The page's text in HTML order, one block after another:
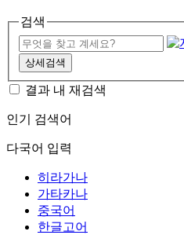
검색
상세검색
결과 내 재검색
인기 검색어
다국어 입력
히라가나
가타카나
중국어
한글고어